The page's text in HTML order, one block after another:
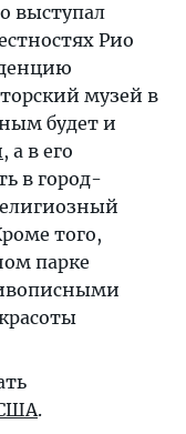
выступал
Рио
музей в
будет и
, а в его
в город-
того,
парке
.